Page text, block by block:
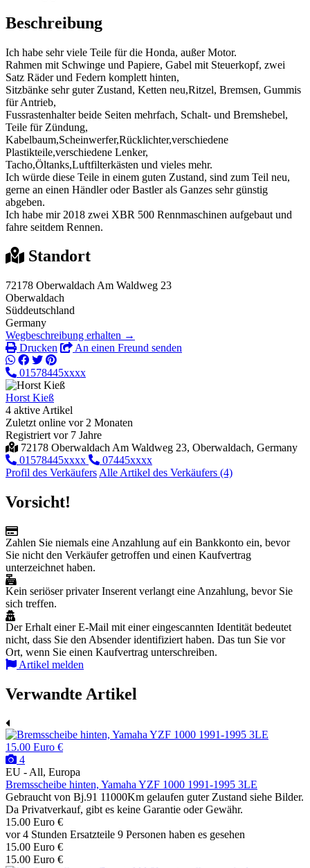
Beschreibung
Ich habe sehr viele Teile für die Honda, außer Motor.
Rahmen mit Schwinge und Papiere, Gabel mit Steuerkopf, zwei
Satz Räder und Federn komplett hinten,
Sitzbänke sehr guter Zustand, Ketten neu,Ritzel, Bremsen, Gummis
für Antrieb,
Fussrastenhalter beide Seiten mehrfach, Schalt- und Bremshebel,
Teile für Zündung,
Kabelbaum,Scheinwerfer,Rücklichter,verschiedene
Plastikteile,verschiedene Lenker,
Tacho,Öltanks,Luftfilterkästen und vieles mehr.
Ich würde diese Teile in einem guten Zustand, sind zum Teil neu,
gerne an einen Händler oder Bastler als Ganzes sehr günstig
abgeben.
Ich habe mir 2018 zwei XBR 500 Rennmaschinen aufgebaut und
fahre seitdem Rennen.
Standort
72178 Oberwaldach Am Waldweg 23
Oberwaldach
Süddeutschland
Germany
Wegbeschreibung erhalten →
Drucken
An einen Freund senden
01578445xxxx
Horst Kieß
4 aktive Artikel
Zuletzt online vor 2 Monaten
Registriert vor 7 Jahre
72178 Oberwaldach Am Waldweg 23, Oberwaldach, Germany
01578445xxxx
07445xxxx
Profil des Verkäufers Alle Artikel des Verkäufers (4)
Vorsicht!
Zahlen Sie niemals eine Anzahlung auf ein Bankkonto ein, bevor
Sie nicht den Verkäufer getroffen und einen Kaufvertrag
unterzeichnet haben.
Kein seriöser privater Inserent verlangt eine Anzahlung, bevor Sie
sich treffen.
Der Erhalt einer E-Mail mit einer eingescannten Identität bedeutet
nicht, dass Sie den Absender identifiziert haben. Das tun Sie vor
Ort, wenn Sie einen Kaufvertrag unterschreiben.
Artikel melden
Verwandte Artikel
15.00 Euro €
4
EU - All, Europa
Bremsscheibe hinten, Yamaha YZF 1000 1991-1995 3LE
Gebraucht von Bj.91 11000Km gelaufen guter Zustand siehe Bilder.
Da Privatverkauf, gibt es keine Garantie oder Gewähr.
15.00 Euro €
vor 4 Stunden Ersatzteile 9 Personen haben es gesehen
15.00 Euro €
15.00 Euro €